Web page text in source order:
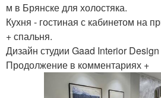
м в Брянске для холостяка.
Кухня - гостиная с кабинетом на
+ спальня.
Дизайн студии Gaad Interior
Продолжение в комментариях +